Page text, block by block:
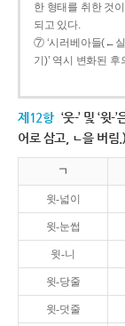
한 형태를 취한 것
되고 있다.
⑦ ‘시러베아들(←
기)’ 역시 변화된
제12항 ‘웃-’ 및 ‘윗-
어로 삼고, ㄴ을 버림.)
ㄱ
윗-넓이
윗-눈썹
윗-니
윗-당줄
윗-덧줄